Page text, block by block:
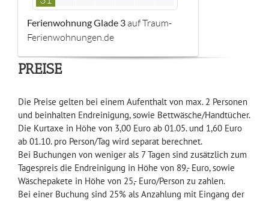
Ferienwohnung Glade 3 auf Traum-
Ferienwohnungen.de
PREISE
Die Preise gelten bei einem Aufenthalt von max. 2 Personen
und beinhalten Endreinigung, sowie Bettwäsche/Handtücher.
Die Kurtaxe in Höhe von 3,00 Euro ab 01.05. und 1,60 Euro
ab 01.10. pro Person/Tag wird separat berechnet.
Bei Buchungen von weniger als 7 Tagen sind zusätzlich zum
Tagespreis die Endreinigung in Höhe von 89,- Euro, sowie
Wäschepakete in Höhe von 25,- Euro/Person zu zahlen.
Bei einer Buchung sind 25% als Anzahlung mit Eingang der